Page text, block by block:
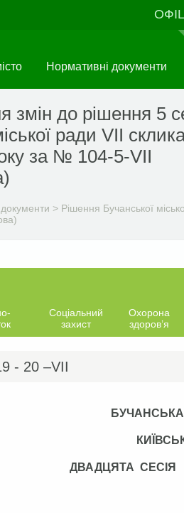
Нормативні документи
змін до рішення 5
ради VІI
за № 104-5-VІI
> Рішення Бучанської
Соціальний
захист
Охорона
здоров’я
- 20 –VІI
ДВАДЦЯТА